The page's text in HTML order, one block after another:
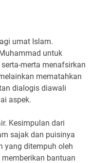
umat Islam.
untuk
merta menafsirkan
mematahkan
dialogis diawali
aspek.
Kesimpulan dari
sajak dan puisinya
yang ditempuh oleh
bantuan